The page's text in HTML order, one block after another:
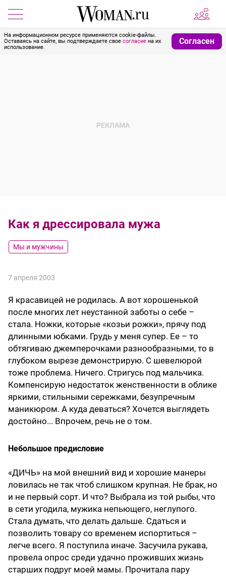
На информационном ресурсе применяются cookie-файлы.
Оставаясь на сайте, вы подтверждаете свое согласие на их
использование.
Согласен
Как я дрессировала мужа
Мы и мужчины
7 апреля 2003
Я красавицей не родилась. А вот хорошенькой
после многих лет неустанной заботы о себе –
стала. Ножки, которые «козьи рожки», прячу под
длинными юбками. Грудь у меня супер. Ее – то
обтягиваю джемперочками разнообразными, то в
глубоком вырезе демонстрирую. С шевелюрой
тоже проблема. Ничего. Стригусь под мальчика.
Компенсирую недостаток женственности в облике
яркими, стильными сережками, безупречным
маникюром. А куда деваться? Хочется выглядеть
достойно... Впрочем, речь не о том.
Небольшое предисловие
«ДИЧЬ» на мой внешний вид и хорошие манеры
ловилась не так чтоб слишком крупная. Не брак, но
и не первый сорт. И что? Выбрала из той рыбы, что
в сети угодила, мужика непьющего, неглупого.
Стала думать, что делать дальше. Сдаться и
позволить товару со временем испортиться –
легче всего. Я поступила иначе. Засучила рукава,
провела опрос среди удачно проживших жизнь
старших подруг моей мамы. Прочитала пару